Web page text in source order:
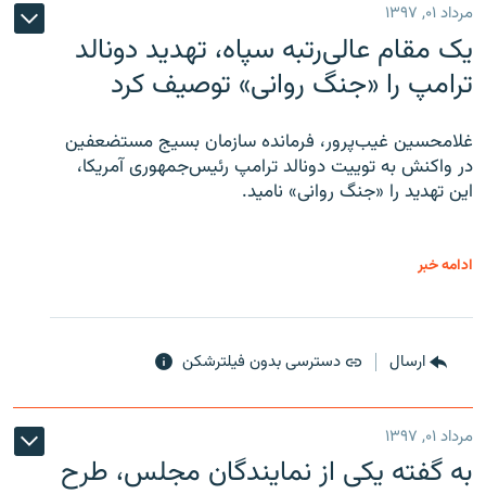
مرداد ۰۱, ۱۳۹۷
یک مقام عالی‌رتبه سپاه، تهدید دونالد
ترامپ را «جنگ روانی» توصیف کرد
غلامحسین غیب‌پرور، فرمانده سازمان بسیج مستضعفین
در واکنش به توییت دونالد ترامپ رئیس‌جمهوری آمریکا،
این تهدید را «جنگ روانی» نامید.
ادامه خبر
ارسال دسترسی بدون فیلترشکن
مرداد ۰۱, ۱۳۹۷
به گفته یکی از نمایندگان مجلس، طرح